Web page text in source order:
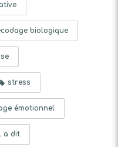
biologique
stress
émotionnel
a dit